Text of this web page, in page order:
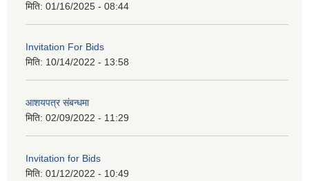
मिति: 01/16/2025 - 08:44
Invitation For Bids
मिति: 10/14/2022 - 13:58
आशयपत्र संबन्धमा
मिति: 02/09/2022 - 11:29
Invitation for Bids
मिति: 01/12/2022 - 10:49